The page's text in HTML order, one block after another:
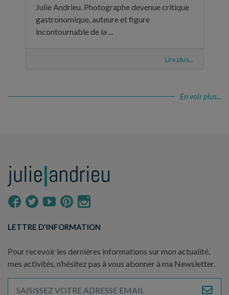
Julie Andrieu. Photographe devenue critique
gastronomique, auteure et figure
incontournable de la ...
Lire plus...
En voir plus...
LETTRE D'INFORMATION
Pour recevoir les dernières informations sur mon actualité,
mes activités, n’hésitez pas à vous abonner à ma Newsletter.